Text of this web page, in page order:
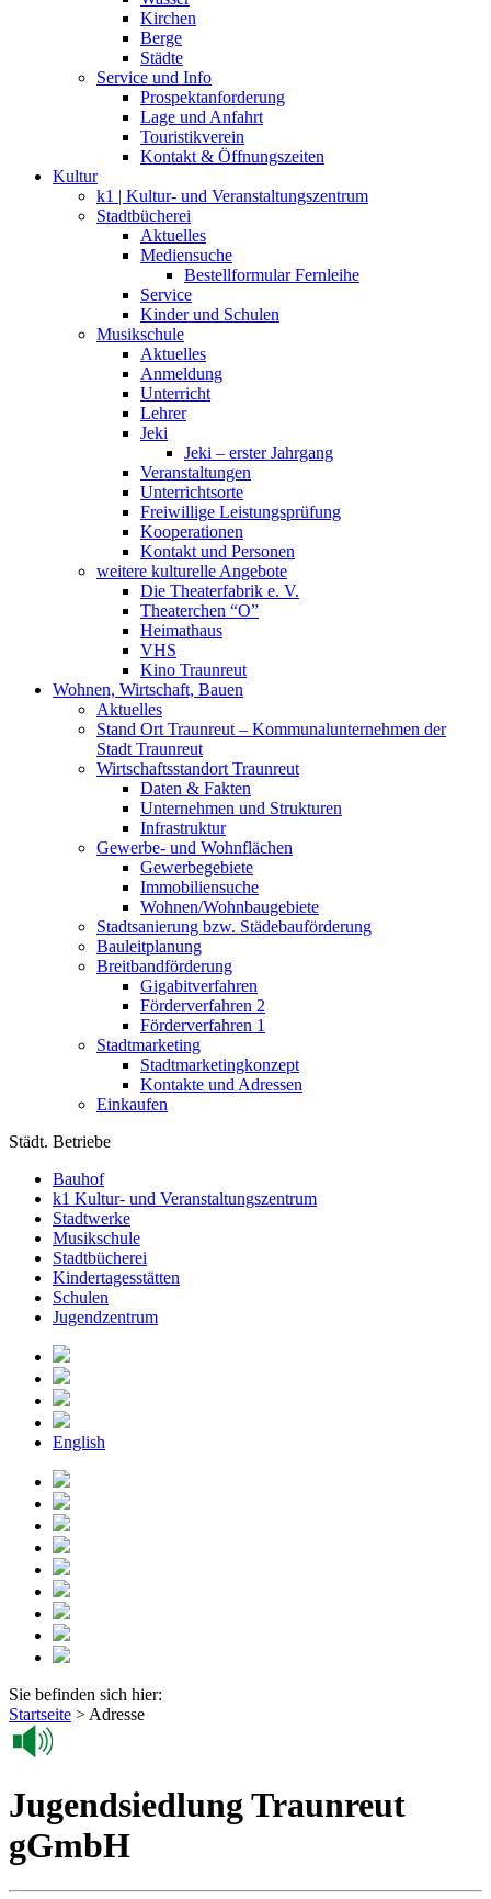
Kirchen
Berge
Städte
Service und Info
Prospektanforderung
Lage und Anfahrt
Touristikverein
Kontakt & Öffnungszeiten
Kultur
k1 | Kultur- und Veranstaltungszentrum
Stadtbücherei
Aktuelles
Mediensuche
Bestellformular Fernleihe
Service
Kinder und Schulen
Musikschule
Aktuelles
Anmeldung
Unterricht
Lehrer
Jeki
Jeki – erster Jahrgang
Veranstaltungen
Unterrichtsorte
Freiwillige Leistungsprüfung
Kooperationen
Kontakt und Personen
weitere kulturelle Angebote
Die Theaterfabrik e. V.
Theaterchen “O”
Heimathaus
VHS
Kino Traunreut
Wohnen, Wirtschaft, Bauen
Aktuelles
Stand Ort Traunreut – Kommunalunternehmen der
Stadt Traunreut
Wirtschaftsstandort Traunreut
Daten & Fakten
Unternehmen und Strukturen
Infrastruktur
Gewerbe- und Wohnflächen
Gewerbegebiete
Immobiliensuche
Wohnen/Wohnbaugebiete
Stadtsanierung bzw. Städebauförderung
Bauleitplanung
Breitbandförderung
Gigabitverfahren
Förderverfahren 2
Förderverfahren 1
Stadtmarketing
Stadtmarketingkonzept
Kontakte und Adressen
Einkaufen
Städt. Betriebe
Bauhof
k1 Kultur- und Veranstaltungszentrum
Stadtwerke
Musikschule
Stadtbücherei
Kindertagesstätten
Schulen
Jugendzentrum
English
Sie befinden sich hier:
Startseite > Adresse
Jugendsiedlung Traunreut
gGmbH